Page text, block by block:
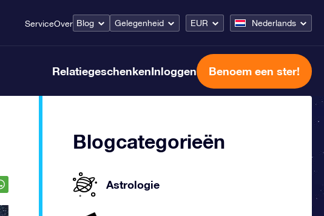
ServiceOver Blog Gelegenheid EUR Nederlands
RelatiegeschenkenInloggen Benoem een ster!
Blogcategorieën
Astrologie